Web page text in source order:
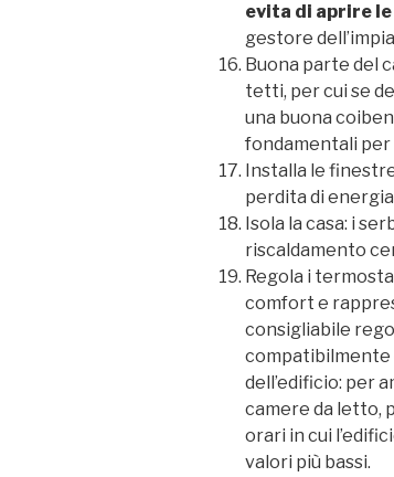
evita di aprire
gestore
Buona parte del
tetti, per cui se
una buona
fondamentali per
Installa le
perdita di
Isola la casa: i
riscaldamento
Regola i
comfort e
consigliabile
compatibilmente
dell’edificio: per
camere da letto,
orari in cui
valori più bassi.